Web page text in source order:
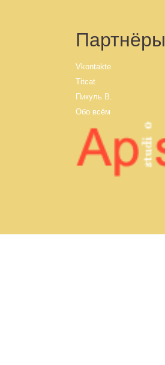
Партнёры
Vkontakte
Titcat
Пикуль В.
Обо всём